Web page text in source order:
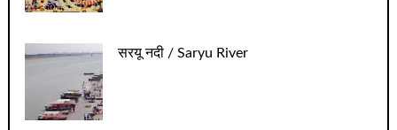
सरयू नदी / Saryu River